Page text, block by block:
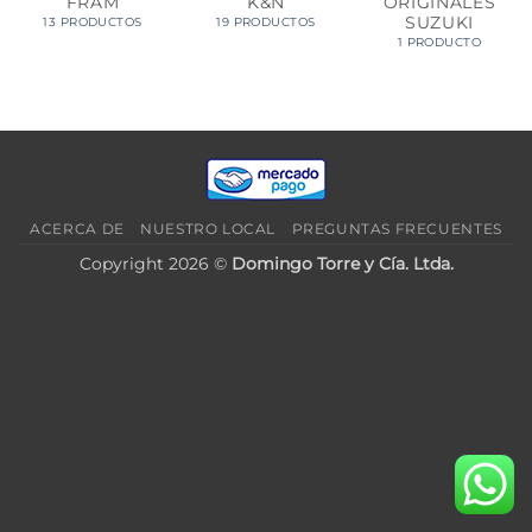
13 PRODUCTOS 19 PRODUCTOS
SUZUKI
1 PRODUCTO
ACERCA DE NUESTRO LOCAL PREGUNTAS FRECUENTES
Copyright 2026 © Domingo Torre y Cía. Ltda.